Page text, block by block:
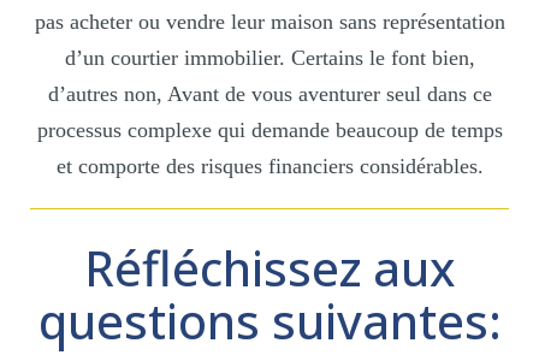
pas acheter ou vendre leur maison sans représentation
d’un courtier immobilier. Certains le font bien,
d’autres non, Avant de vous aventurer seul dans ce
processus complexe qui demande beaucoup de temps
et comporte des risques financiers considérables.
Réfléchissez aux
questions suivantes: